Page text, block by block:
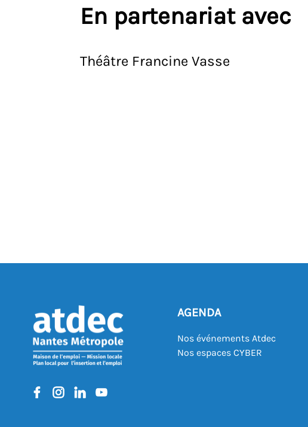
En partenariat avec
Théâtre Francine Vasse
AGENDA
Nos événements Atdec
Nos espaces CYBER